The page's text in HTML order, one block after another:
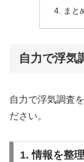
まと
自力で浮気
自力で浮気調査
ださい。
1. 情報を整